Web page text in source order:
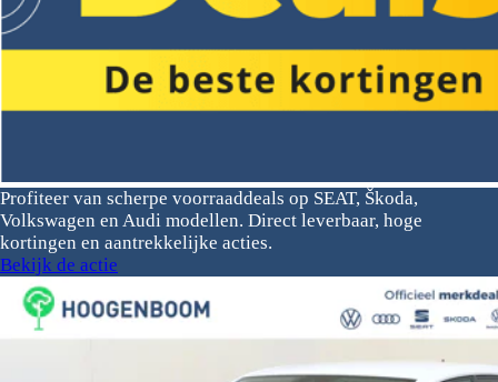
Profiteer van scherpe voorraaddeals op SEAT, Škoda,
Volkswagen en Audi modellen. Direct leverbaar, hoge
kortingen en aantrekkelijke acties.
Bekijk de actie